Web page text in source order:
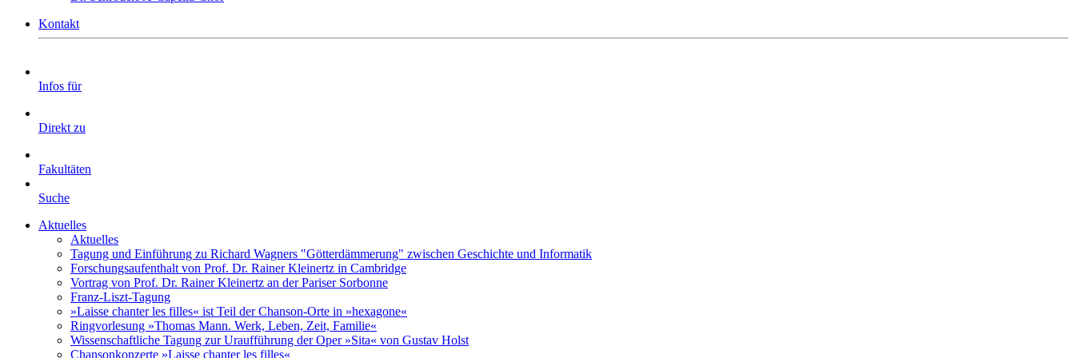
Kontakt
Infos für
Direkt zu
Fakultäten
Suche
Aktuelles
Aktuelles
Tagung und Einführung zu Richard Wagners "Götterdämmerung" zwischen Geschichte und Informatik
Forschungsaufenthalt von Prof. Dr. Rainer Kleinertz in Cambridge
Vortrag von Prof. Dr. Rainer Kleinertz an der Pariser Sorbonne
Franz-Liszt-Tagung
»Laisse chanter les filles« ist Teil der Chanson-Orte in »hexagone«
Ringvorlesung »Thomas Mann. Werk, Leben, Zeit, Familie«
Wissenschaftliche Tagung zur Uraufführung der Oper »Sita« von Gustav Holst
Chansonkonzerte »Laisse chanter les filles«